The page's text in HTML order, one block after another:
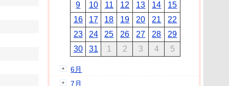
9
10 11 12 13 14
15
16
17 18 19 20 21
22
23
24 25 26 27 28
29
30
31 1 2 3 4 5
6月
7月